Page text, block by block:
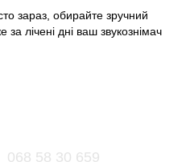
зараз, обирайте зручний
за лічені дні ваш звукознімач
068 58 30 659